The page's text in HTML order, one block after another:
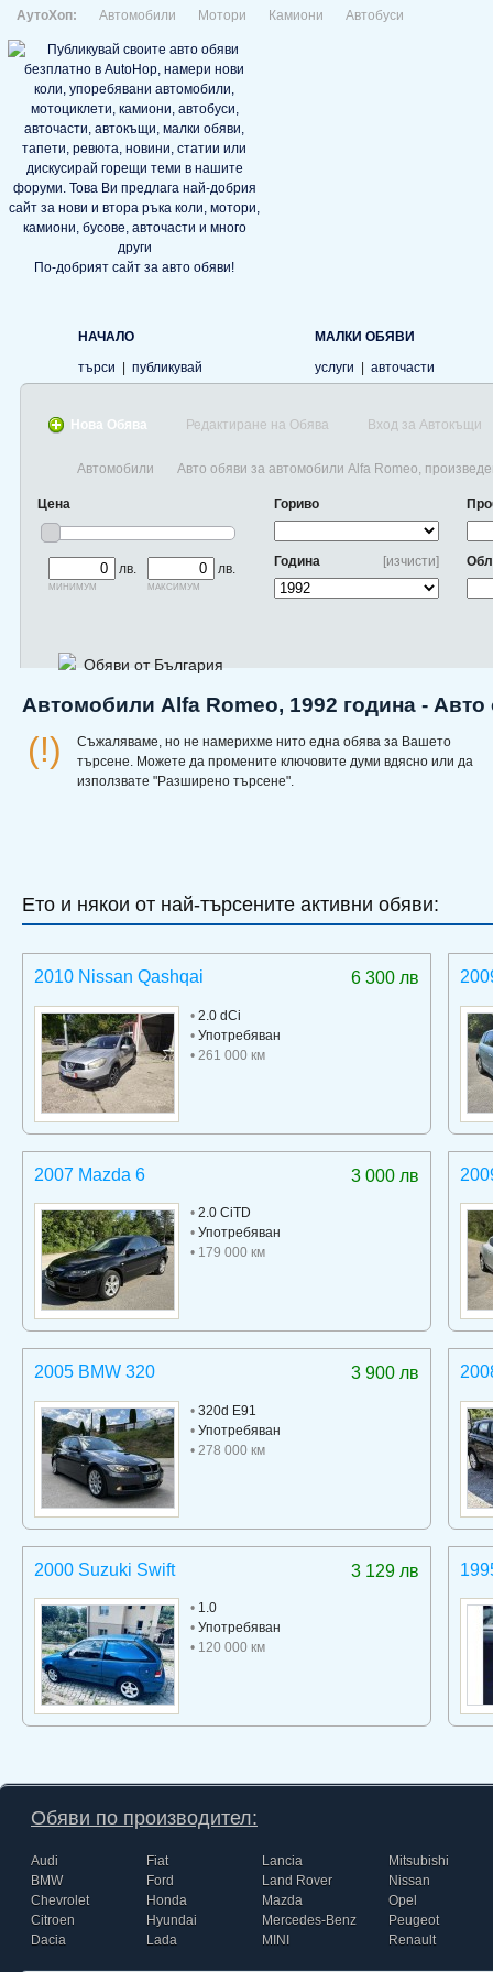
АутоХоп: Автомобили Мотори Камиони Автобуси
По-добрият сайт за авто обяви!
НАЧАЛО
търси
публикувай
МАЛКИ ОБЯВИ
услуги
авточасти
Нова Обява Редактиране на Обява Вход за Автокъщи
Автомобили Авто обяви за автомобили Alfa Romeo,
Цена
лв.
минимум
лв.
максимум
Гориво
[изчисти]
Година
Обяви от България
Автомобили Alfa Romeo, 1992 година -
(!)
Съжаляваме, но не намерихме нито една обява за Вашето
търсене. Можете да промените ключовите думи вдясно или да
използвате "Разширено търсене".
Ето и някои от най-търсените активни обяви:
6 300 лв
2010 Nissan Qashqai
• 2.0 dCi
• Употребяван
• 261 000 км
3 000 лв
2007 Mazda 6
• 2.0 CiTD
• Употребяван
• 179 000 км
3 900 лв
2005 BMW 320
• 320d E91
• Употребяван
• 278 000 км
3 129 лв
2000 Suzuki Swift
• 1.0
• Употребяван
• 120 000 км
Обяви по производител:
Audi
BMW
Chevrolet
Citroen
Dacia
Fiat
Ford
Honda
Hyundai
Lada
Lancia
Land Rover
Mazda
Mercedes-Benz
MINI
Mitsubishi
Nissan
Opel
Peugeot
Renault